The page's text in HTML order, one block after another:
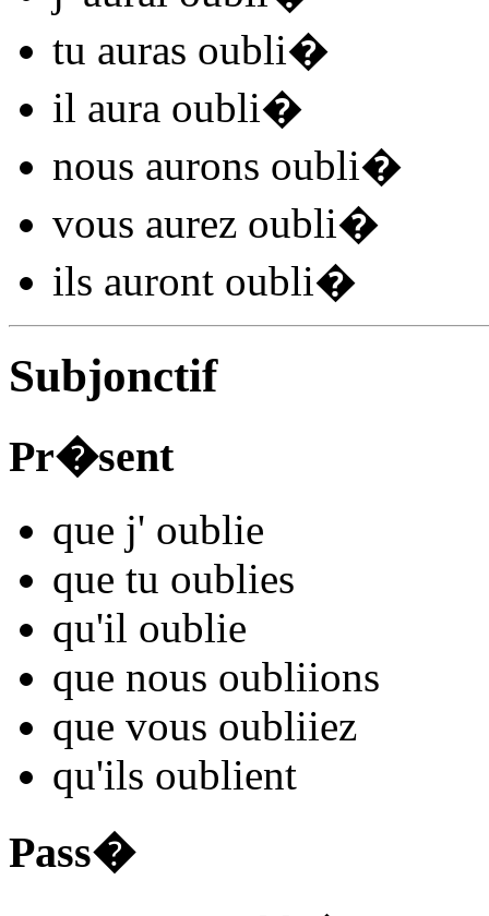
tu auras oubli�
il aura oubli�
nous aurons oubli�
vous aurez oubli�
ils auront oubli�
Subjonctif
Pr�sent
que j' oublie
que tu oublies
qu'il oublie
que nous oubliions
que vous oubliiez
qu'ils oublient
Pass�